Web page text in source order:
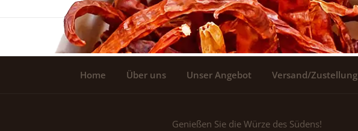
Home Über uns Unser Angebot Versand/Zustellung
Genießen Sie die Würze des Südens!